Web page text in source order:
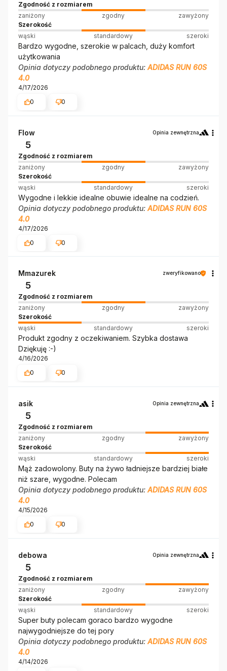
Zgodność z rozmiarem
zaniżony
zgodny
zawyżony
Szerokość
wąski
standardowy szeroki
Bardzo wygodne, szerokie w palcach, duży komfort
użytkowania
Opinia dotyczy podobnego produktu: ADIDAS RUN 60S
4.0
4/17/2026
0
0
Flow Opinia zewnętrzna
5
Zgodność z rozmiarem
zaniżony
zgodny
zawyżony
Szerokość
wąski
standardowy szeroki
Wygodne i lekkie idealne obuwie idealne na codzień.
Opinia dotyczy podobnego produktu: ADIDAS RUN 60S
4.0
4/17/2026
0
0
Mmazurek zweryfikowano
5
Zgodność z rozmiarem
zaniżony
zgodny
zawyżony
Szerokość
wąski
standardowy szeroki
Produkt zgodny z oczekiwaniem. Szybka dostawa
Dziękuję :-)
4/16/2026
0
0
asik Opinia zewnętrzna
5
Zgodność z rozmiarem
zaniżony
zgodny
zawyżony
Szerokość
wąski
standardowy szeroki
Mąż zadowolony. Buty na żywo ładniejsze bardziej białe
niż szare, wygodne. Polecam
Opinia dotyczy podobnego produktu: ADIDAS RUN 60S
4.0
4/15/2026
0
0
debowa Opinia zewnętrzna
5
Zgodność z rozmiarem
zaniżony
zgodny
zawyżony
Szerokość
wąski
standardowy szeroki
Super buty polecam goraco bardzo wygodne
najwygodniejsze do tej pory
Opinia dotyczy podobnego produktu: ADIDAS RUN 60S
4.0
4/14/2026